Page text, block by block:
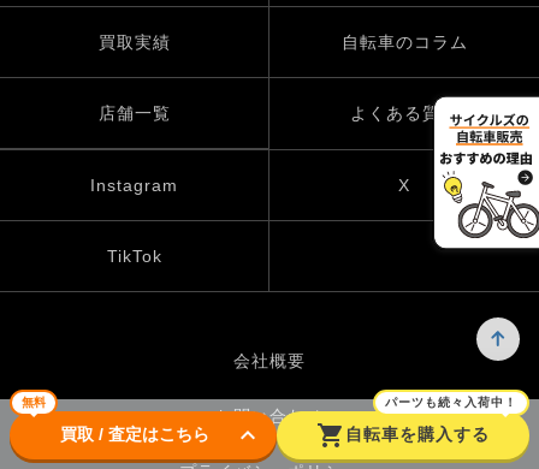
無料
買取 / 査定はこちら keyboard_arrow_down shopping_cart
パーツも続々入荷中！
自転車を購入する
買取実績 自転車のコラム
店舗一覧 よくある質問
Instagram X
TikTok
会社概要
お問い合わせ